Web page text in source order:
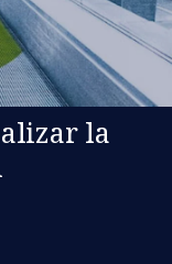
la